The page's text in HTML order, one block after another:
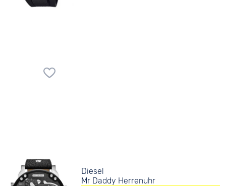
Diesel
Mr Daddy Herrenuhr